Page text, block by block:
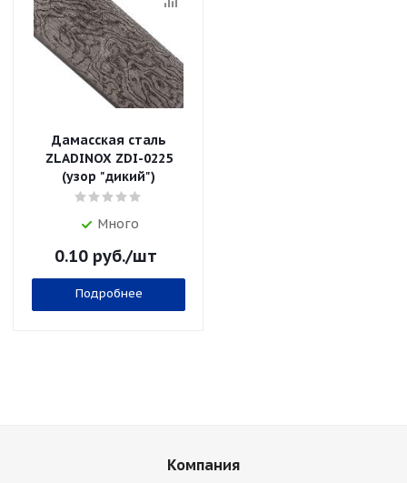
Дамасская сталь
ZLADINOX ZDI-0225
(узор "дикий")
Много
0.10руб./шт
Подробнее
Компания